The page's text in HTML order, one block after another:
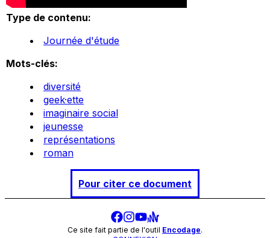
Type de contenu:
Journée d'étude
Mots-clés:
diversité
geek·ette
imaginaire social
jeunesse
représentations
roman
Pour citer ce document
Ce site fait partie de l'outil Encodage.